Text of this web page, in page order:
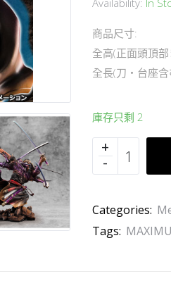
Availability: In
商品尺寸:
全高(正面頭頂
全長(刀・台座
庫存只剩 2
Categories:
Tags: